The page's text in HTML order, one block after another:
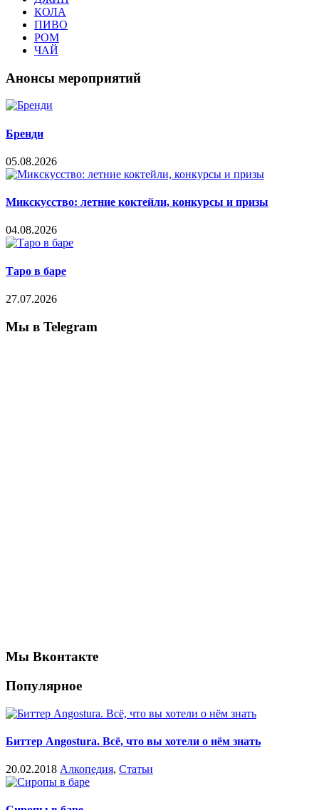
КОЛА
ПИВО
РОМ
ЧАЙ
Анонсы мероприятий
Бренди
05.08.2026
Микскусство: летние коктейли, конкурсы и призы
04.08.2026
Таро в баре
27.07.2026
Мы в Telegram
Мы Вконтакте
Популярное
Биттер Angostura. Всё, что вы хотели о нём знать
20.02.2018 Алкопедия, Статьи